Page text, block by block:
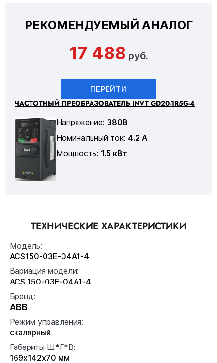
РЕКОМЕНДУЕМЫЙ АНАЛОГ
17 488 руб.
ПЕРЕЙТИ
ЧАСТОТНЫЙ ПРЕОБРАЗОВАТЕЛЬ INVT GD20-1R5G-4
Напряжение: 380В
Номинальный ток: 4.2 А
Мощность: 1.5 кВт
ТЕХНИЧЕСКИЕ ХАРАКТЕРИСТИКИ
Модель:
ACS150-03E-04A1-4
Вариация модели:
ACS 150-03E-04A1-4
Бренд:
ABB
Режим управления:
скалярный
Габариты Ш*Г*В:
169x142x70 мм